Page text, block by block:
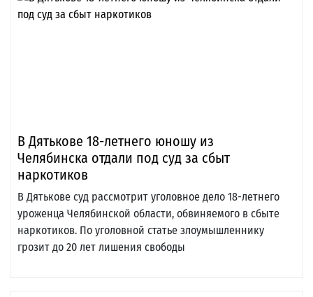
В Дятькове 18-летнего юношу из
Челябинска отдали под суд за сбыт
наркотиков
В Дятькове суд рассмотрит уголовное дело 18-летнего
уроженца Челябинской области, обвиняемого в сбыте
наркотиков. По уголовной статье злоумышленнику
грозит до 20 лет лишения свободы